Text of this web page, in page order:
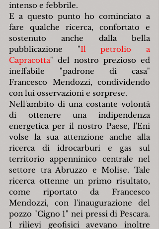
intenso e febbrile.
E a questo punto ho cominciato a
fare qualche ricerca, confortato e
sostenuto anche dalla bella
pubblicazione "Il petrolio a
Capracotta" del nostro prezioso ed
ineffabile "padrone di casa"
Francesco Mendozzi, condividendo
con lui osservazioni e sorprese.
Nell'ambito di una costante volontà
di ottenere una indipendenza
energetica per il nostro Paese, l'Eni
volse la sua attenzione anche alla
ricerca di idrocarburi e gas sul
territorio appenninico centrale nel
settore tra Abruzzo e Molise. Tale
ricerca ottenne un primo risultato,
come riportato da Francesco
Mendozzi, con l'inaugurazione del
pozzo "Cigno 1" nei pressi di Pescara.
I rilievi geofisici avevano inoltre